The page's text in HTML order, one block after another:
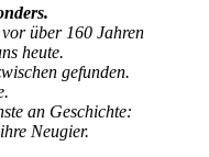
vor über 160 Jahren
heute.
gefunden.
an Geschichte:
Neugier.